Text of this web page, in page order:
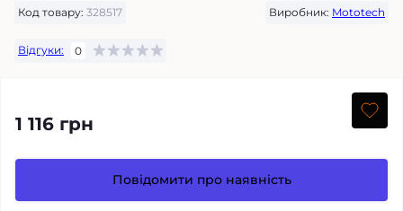
Код товару: 328517 Виробник: Mototech
Відгуки: 0
1 116 грн
Повідомити про наявність